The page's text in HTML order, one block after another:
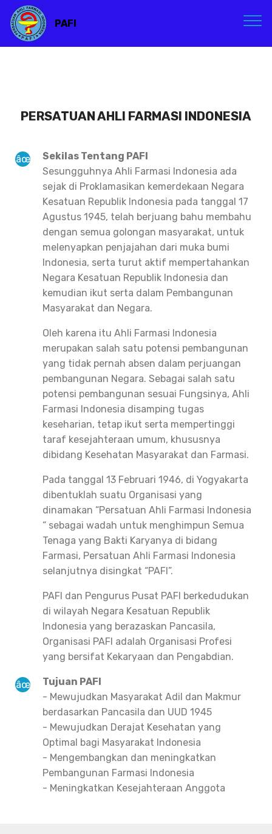
PAFI
PERSATUAN AHLI FARMASI INDONESIA
Sekilas Tentang PAFI
Sesungguhnya Ahli Farmasi Indonesia ada
sejak di Proklamasikan kemerdekaan Negara
Kesatuan Republik Indonesia pada tanggal 17
Agustus 1945, telah berjuang bahu membahu
dengan semua golongan masyarakat, untuk
melenyapkan penjajahan dari muka bumi
Indonesia, serta turut aktif mempertahankan
Negara Kesatuan Republik Indonesia dan
kemudian ikut serta dalam Pembangunan
Masyarakat dan Negara.
Oleh karena itu Ahli Farmasi Indonesia
merupakan salah satu potensi pembangunan
yang tidak pernah absen dalam perjuangan
pembangunan Negara. Sebagai salah satu
potensi pembangunan sesuai Fungsinya, Ahli
Farmasi Indonesia disamping tugas
keseharian, tetap ikut serta mempertinggi
taraf kesejahteraan umum, khususnya
dibidang Kesehatan Masyarakat dan Farmasi.
Pada tanggal 13 Februari 1946, di Yogyakarta
dibentuklah suatu Organisasi yang
dinamakan “Persatuan Ahli Farmasi Indonesia
“ sebagai wadah untuk menghimpun Semua
Tenaga yang Bakti Karyanya di bidang
Farmasi, Persatuan Ahli Farmasi Indonesia
selanjutnya disingkat “PAFI”.
PAFI dan Pengurus Pusat PAFI berkedudukan
di wilayah Negara Kesatuan Republik
Indonesia yang berazaskan Pancasila,
Organisasi PAFI adalah Organisasi Profesi
yang bersifat Kekaryaan dan Pengabdian.
Tujuan PAFI
- Mewujudkan Masyarakat Adil dan Makmur
berdasarkan Pancasila dan UUD 1945
- Mewujudkan Derajat Kesehatan yang
Optimal bagi Masyarakat Indonesia
- Mengembangkan dan meningkatkan
Pembangunan Farmasi Indonesia
- Meningkatkan Kesejahteraan Anggota